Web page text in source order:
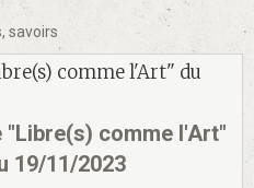
savoirs
comme l'Art" du
comme l'Art"
19/11/2023